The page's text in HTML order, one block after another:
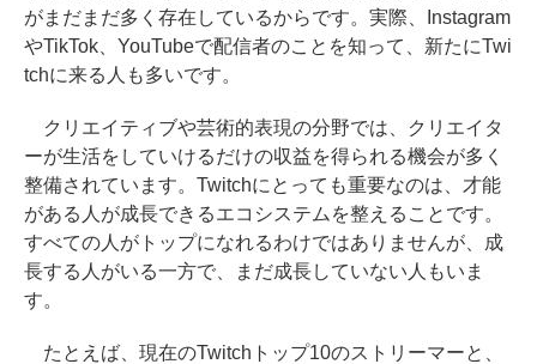
がまだまだ多く存在しているからです。実際、Instagram
やTikTok、YouTubeで配信者のことを知って、新たにTwi
tchに来る人も多いです。
クリエイティブや芸術的表現の分野では、クリエイタ
ーが生活をしていけるだけの収益を得られる機会が多く
整備されています。Twitchにとっても重要なのは、才能
がある人が成長できるエコシステムを整えることです。
すべての人がトップになれるわけではありませんが、成
長する人がいる一方で、まだ成長していない人もいま
す。
たとえば、現在のTwitchトップ10のストリーマーと、